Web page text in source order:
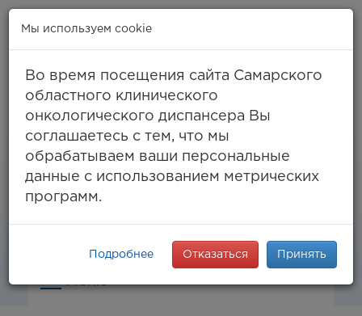
Самара, ул. Солнечная, 50
(тел. единый call-центр),
994-03-99факс
info@samaraonko.ru
Мы используем cookie
Во время посещения сайта Самарского
областного клинического
онкологического диспансера Вы
соглашаетесь с тем, что мы
обрабатываем ваши персональные
данные с использованием метрических
программ.
Подробнее Отказаться Принять